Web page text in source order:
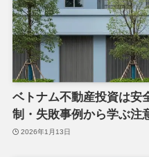
ベトナム不動産投資は安
制・失敗事例から学ぶ注
2026年1月13日